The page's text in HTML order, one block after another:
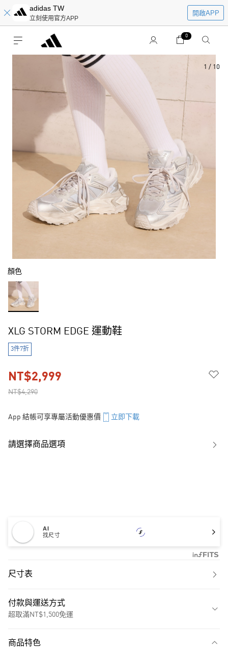
adidas TW
立刻使用官方APP
開啟APP
0
1 / 10
顏色
XLG STORM EDGE 運動鞋
3件7折
NT$4,290
NT$2,999
App 結帳可享專屬活動優惠價 立即下載
請選擇商品選項
AI
找尺寸
尺寸表
付款與運送方式
超取滿NT$1,500免運
商品特色